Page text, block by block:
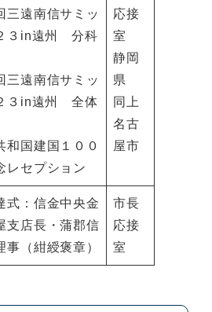
三遠南信サミッ
３in遠州 分科
三遠南信サミッ
３in遠州 全体
和国建国１００
レセプション
応接
室
静岡
県
同上
名古
屋市
式：信金中央金
支店長・蒲郡信
事（紺綬褒章）
市長
応接
室